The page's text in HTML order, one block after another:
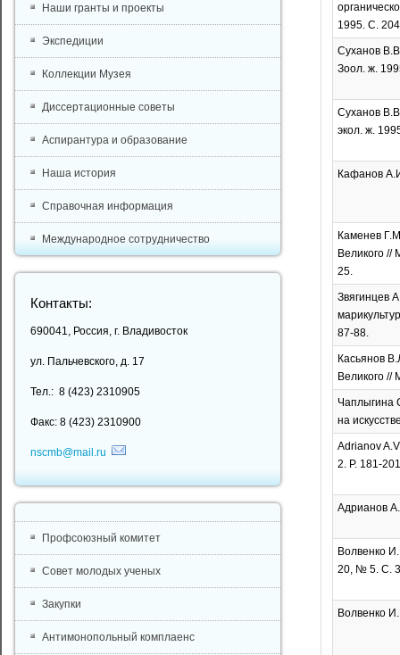
1995. С.
Суханов
Зоол. ж.
Суханов
экол. ж.
Кафанов
Каменев
Великого //
25.
Звягинцев
87-88.
Касьянов
Великого
Чаплыгина
на
Adrianov
2. P. 181-
Адрианов
Волвенко
20, № 5. С.
Волвенко
Наши гранты и проекты
Экспедиции
Коллекции Музея
Диссертационные советы
Аспирантура и образование
Наша история
Справочная информация
Международное сотрудничество
Контакты:
690041, Россия, г. Владивосток
ул. Пальчевского, д. 17
Тел.: 8 (423) 2310905
Факс: 8 (423) 2310900
nscmb@mail.ru
Профсоюзный комитет
Совет молодых ученых
Закупки
Антимонопольный комплаенс